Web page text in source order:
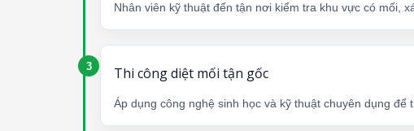
Nhân viên kỹ thuật đến tận nơi kiểm tra khu vực có mối,
Thi công diệt mối tận gốc
Áp dụng công nghệ sinh học và kỹ thuật chuyên dụng để